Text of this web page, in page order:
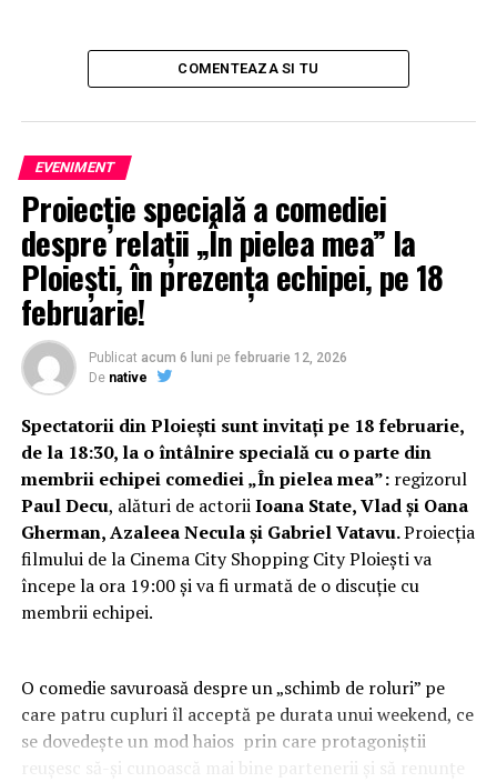
COMENTEAZA SI TU
EVENIMENT
Proiecție specială a comediei
despre relații „În pielea mea” la
Ploiești, în prezența echipei, pe 18
februarie!
Publicat acum 6 luni pe februarie 12, 2026
De native
Spectatorii din Ploiești sunt invitați pe 18 februarie,
de la 18:30, la o întâlnire specială cu o parte din
membrii echipei comediei „În pielea mea”: regizorul
Paul Decu, alături de actoriiIoana State, Vlad și Oana
Gherman, Azaleea Necula și Gabriel Vatavu.Proiecția
filmului de la Cinema City Shopping City Ploiești va
începe la ora 19:00 și va fi urmată de o discuție cu
membrii echipei.
O comedie savuroasă despre un „schimb de roluri” pe
care patru cupluri îl acceptă pe durata unui weekend, ce
se dovedește un mod haios prin care protagoniștii
reușesc să-și cunoască mai bine partenerii și să renunțe